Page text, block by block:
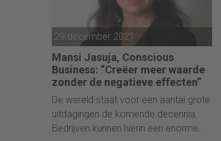
29 december 2021
Mansi Jasuja, Conscious
Business: “Creëer meer waarde
zonder de negatieve effecten”
De wereld staat voor een aantal grote
uitdagingen de komende decennia.
Bedrijven kunnen hierin een enorme